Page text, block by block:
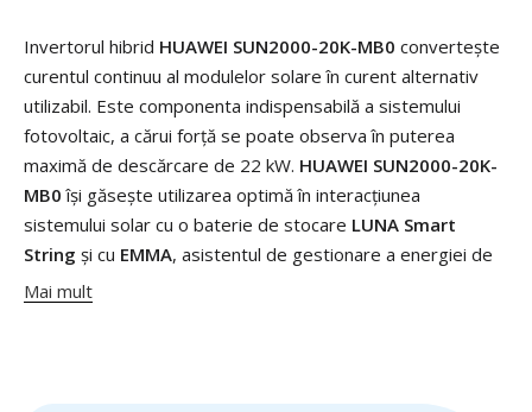
Invertorul hibrid HUAWEI SUN2000-20K-MB0 convertește
curentul continuu al modulelor solare în curent alternativ
utilizabil. Este componenta indispensabilă a sistemului
fotovoltaic, a cărui forță se poate observa în puterea
maximă de descărcare de 22 kW. HUAWEI SUN2000-20K-
MB0 își găsește utilizarea optimă în interacțiunea
sistemului solar cu o baterie de stocare LUNA Smart
String și cu EMMA, asistentul de gestionare a energiei de
la Huawei. Invertorul
Mai mult